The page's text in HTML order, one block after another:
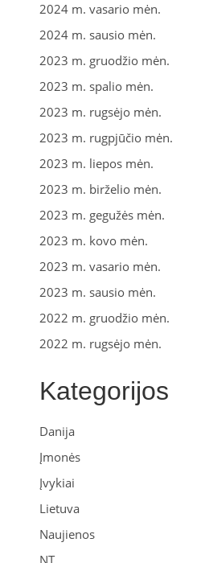
2024 m. vasario mėn.
2024 m. sausio mėn.
2023 m. gruodžio mėn.
2023 m. spalio mėn.
2023 m. rugsėjo mėn.
2023 m. rugpjūčio mėn.
2023 m. liepos mėn.
2023 m. birželio mėn.
2023 m. gegužės mėn.
2023 m. kovo mėn.
2023 m. vasario mėn.
2023 m. sausio mėn.
2022 m. gruodžio mėn.
2022 m. rugsėjo mėn.
Kategorijos
Danija
Įmonės
Įvykiai
Lietuva
Naujienos
NT